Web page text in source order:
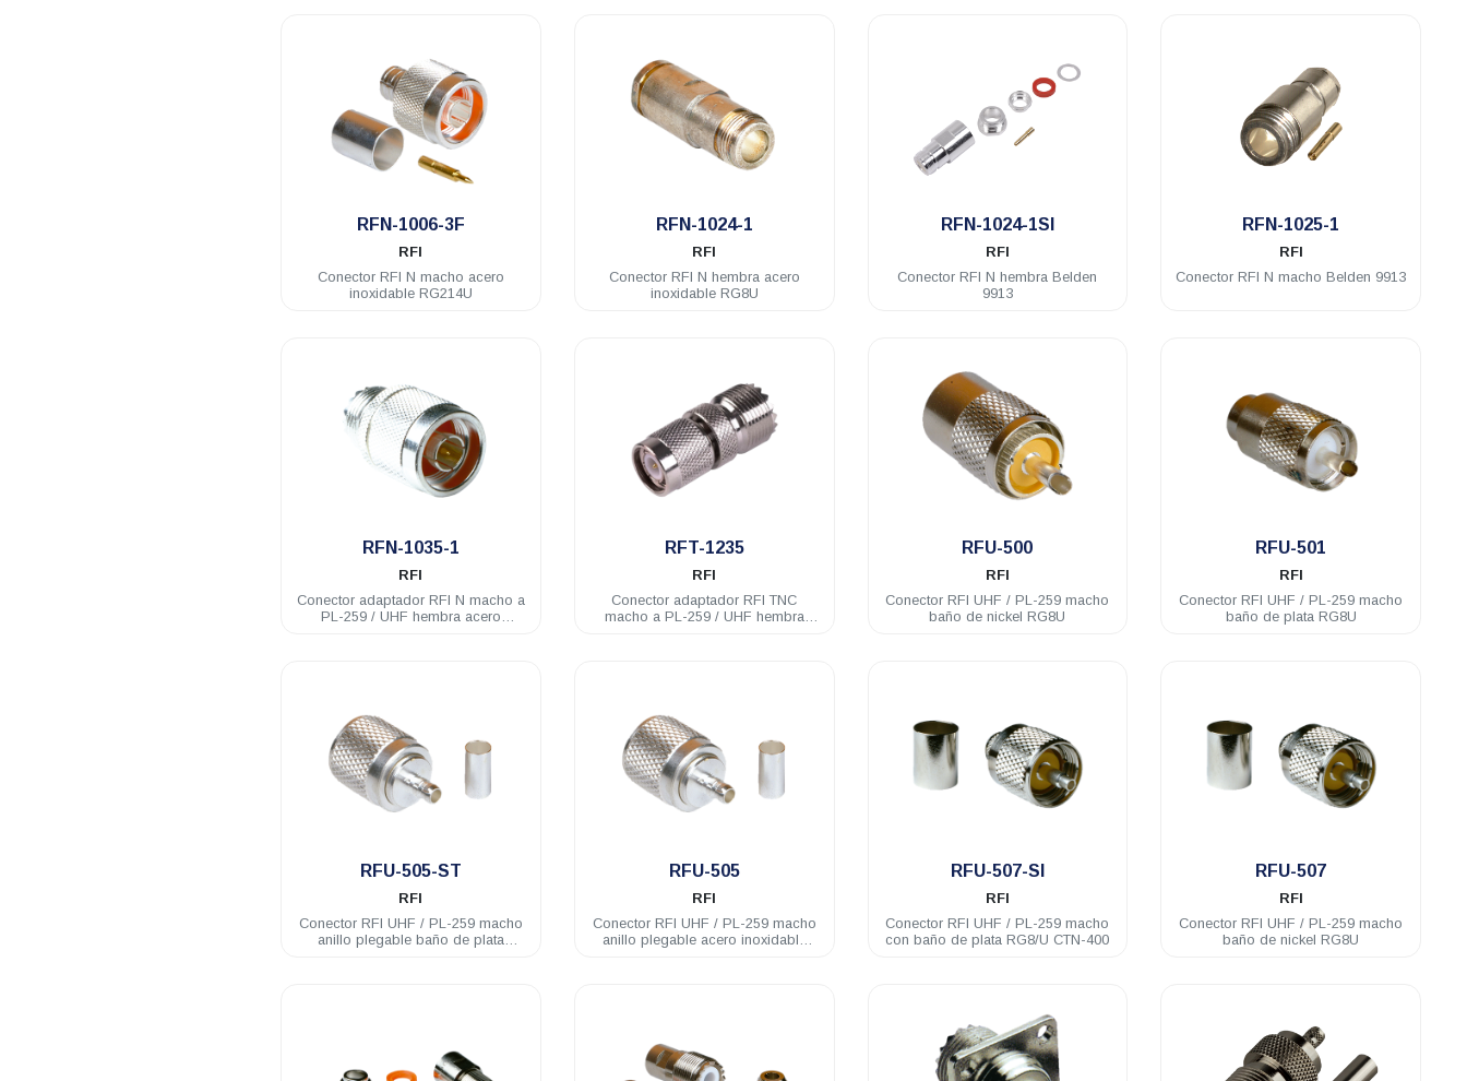
RFN-1006-3F
RFI
Conector RFI N macho acero
inoxidable RG214U
RFN-1024-1
RFI
Conector RFI N hembra acero
inoxidable RG8U
RFN-1024-1SI
RFI
Conector RFI N hembra Belden
9913
RFN-1025-1
RFI
Conector RFI N macho Belden 9913
RFN-1035-1
RFI
Conector adaptador RFI N macho a
PL-259 / UHF hembra acero
RFT-1235
RFI
Conector adaptador RFI TNC
macho a PL-259 / UHF hembra
RFU-500
RFI
Conector RFI UHF / PL-259 macho
baño de nickel RG8U
RFU-501
RFI
Conector RFI UHF / PL-259 macho
baño de plata RG8U
RFU-505-ST
RFI
Conector RFI UHF / PL-259 macho
anillo plegable baño de plata
RFU-505
RFI
Conector RFI UHF / PL-259 macho
anillo plegable acero inoxidable
RFU-507-SI
RFI
Conector RFI UHF / PL-259 macho
con baño de plata RG8/U CTN-400
RFU-507
RFI
Conector RFI UHF / PL-259 macho
baño de nickel RG8U